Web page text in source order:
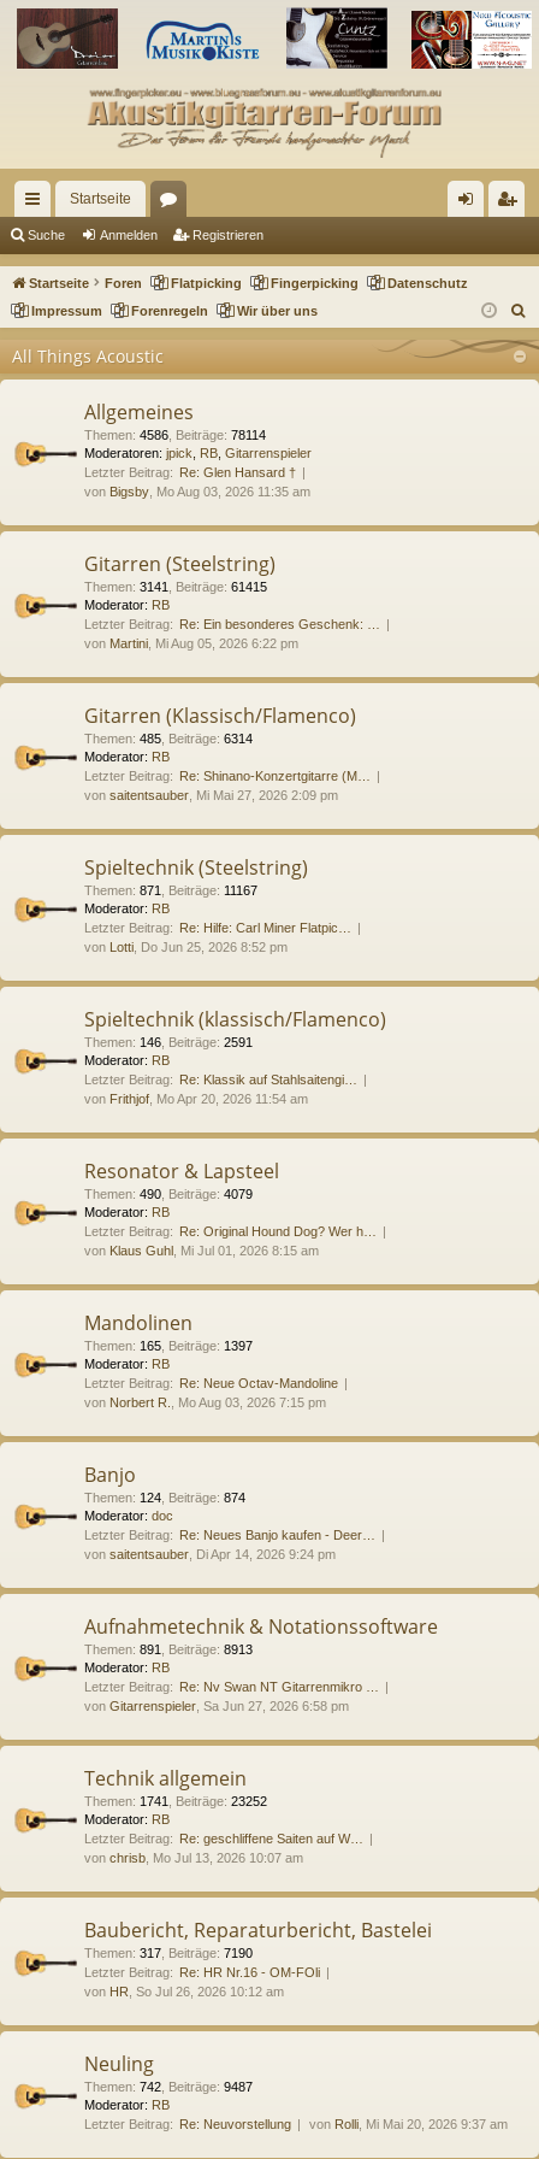
ch
ne
llz
riff
Startseite
en m
de
n
ist
rie
re
n
Suche Anmelden Registrieren
Startseite Foren Flatpicking Fingerpicking
Datenschutz
Impressum
Forenregeln Wir über uns
All Things Acoustic
Allgemeines
Themen: 4586 Beiträge: 78114
Moderatoren: jpick RB Gitarrenspieler
Letzter Beitrag: Re: Glen Hansard †
von Bigsby , Mo Aug 03, 2026 11:35 am
Gitarren (Steelstring)
Themen: 3141 Beiträge: 61415
Moderator: RB
Letzter Beitrag: Re: Ein besonderes Geschenk: …
von Martini , Mi Aug 05, 2026 6:22 pm
Gitarren (Klassisch/Flamenco)
Themen: 485 Beiträge: 6314
Moderator: RB
Letzter Beitrag: Re: Shinano-Konzertgitarre (M…
von saitentsauber , Mi Mai 27, 2026 2:09 pm
Spieltechnik (Steelstring)
Themen: 871 Beiträge: 11167
Moderator: RB
Letzter Beitrag: Re: Hilfe: Carl Miner Flatpic…
von Lotti , Do Jun 25, 2026 8:52 pm
Spieltechnik (klassisch/Flamenco)
Themen: 146 Beiträge: 2591
Moderator: RB
Letzter Beitrag: Re: Klassik auf Stahlsaitengi…
von Frithjof , Mo Apr 20, 2026 11:54 am
Resonator & Lapsteel
Themen: 490 Beiträge: 4079
Moderator: RB
Letzter Beitrag: Re: Original Hound Dog? Wer h…
von Klaus Guhl , Mi Jul 01, 2026 8:15 am
Mandolinen
Themen: 165 Beiträge: 1397
Moderator: RB
Letzter Beitrag: Re: Neue Octav-Mandoline
von Norbert R. , Mo Aug 03, 2026 7:15 pm
Banjo
Themen: 124 Beiträge: 874
Moderator: doc
Letzter Beitrag: Re: Neues Banjo kaufen - Deer…
von saitentsauber , Di Apr 14, 2026 9:24 pm
Aufnahmetechnik & Notationssoftware
Themen: 891 Beiträge: 8913
Moderator: RB
Letzter Beitrag: Re: Nv Swan NT Gitarrenmikro …
von Gitarrenspieler , Sa Jun 27, 2026 6:58 pm
Technik allgemein
Themen: 1741 Beiträge: 23252
Moderator: RB
Letzter Beitrag: Re: geschliffene Saiten auf W…
von chrisb , Mo Jul 13, 2026 10:07 am
Baubericht, Reparaturbericht, Bastelei
Themen: 317 Beiträge: 7190
Letzter Beitrag: Re: HR Nr.16 - OM-FOli
von HR , So Jul 26, 2026 10:12 am
Neuling
Themen: 742 Beiträge: 9487
Moderator: RB
Letzter Beitrag: Re: Neuvorstellung von Rolli , Mi Mai 20, 2026 9:37 am